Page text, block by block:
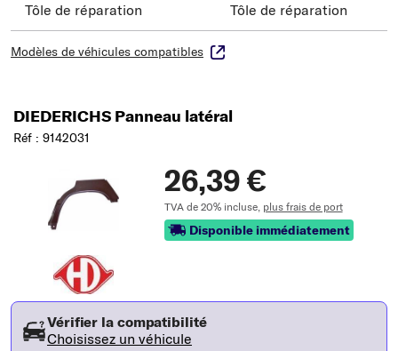
Tôle de réparation Tôle de réparation
Modèles de véhicules compatibles
DIEDERICHS Panneau latéral
Réf : 9142031
26,39 €
TVA de 20% incluse, plus frais de port
Disponible immédiatement
Vérifier la compatibilité
Choisissez un véhicule